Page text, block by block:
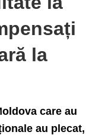
la
care au
au plecat,